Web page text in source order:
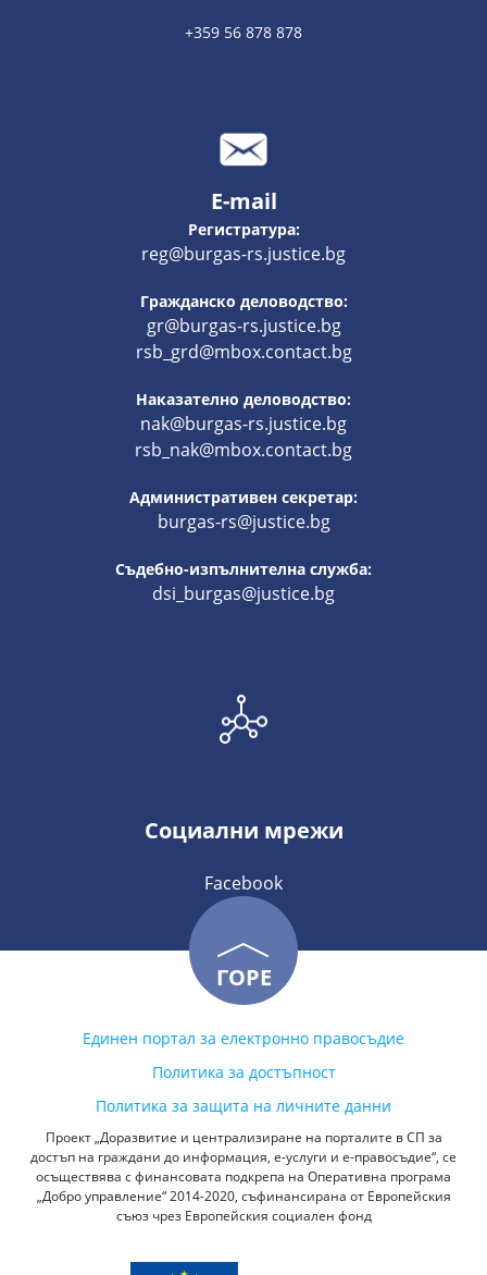
+359 56 878 878
E-mail
Регистратура:
reg@burgas-rs.justice.bg
Гражданско деловодство:
gr@burgas-rs.justice.bg
rsb_grd@mbox.contact.bg
Наказателно деловодство:
nak@burgas-rs.justice.bg
rsb_nak@mbox.contact.bg
Административен секретар:
burgas-rs@justice.bg
Съдебно-изпълнителна служба:
dsi_burgas@justice.bg
Социални мрежи
Facebook
ГОРЕ
Единен портал за електронно правосъдие
Политика за достъпност
Политика за защита на личните данни
Проект „Доразвитие и централизиране на порталите в СП за
достъп на граждани до информация, е-услуги и е-правосъдие“, се
осъществява с финансовата подкрепа на Оперативна програма
„Добро управление“ 2014-2020, съфинансирана от Европейския
съюз чрез Европейския социален фонд